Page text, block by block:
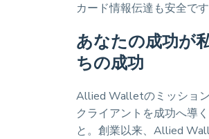
カード情報伝達も安全です
あなたの成功が
ちの成功
Allied Walletのミッション
クライアントを成功へ導
と。創業以来、Allied